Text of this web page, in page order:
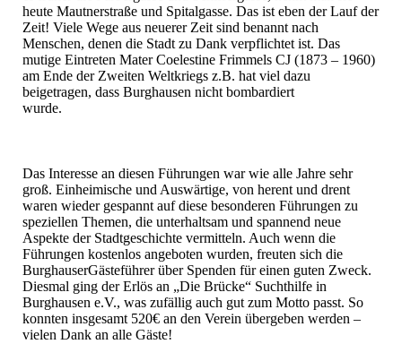
heute Mautnerstraße und Spitalgasse. Das ist eben der Lauf der
Zeit! Viele Wege aus neuerer Zeit sind benannt nach
Menschen, denen die Stadt zu Dank verpflichtet ist. Das
mutige Eintreten Mater Coelestine Frimmels CJ (1873 – 1960)
am Ende der Zweiten Weltkriegs z.B. hat viel dazu
beigetragen, dass Burghausen nicht bombardiert
wurde.
Das Interesse an diesen Führungen war wie alle Jahre sehr
groß. Einheimische und Auswärtige, von herent und drent
waren wieder gespannt auf diese besonderen Führungen zu
speziellen Themen, die unterhaltsam und spannend neue
Aspekte der Stadtgeschichte vermitteln. Auch wenn die
Führungen kostenlos angeboten wurden, freuten sich die
BurghauserGästeführer über Spenden für einen guten Zweck.
Diesmal ging der Erlös an „Die Brücke“ Suchthilfe in
Burghausen e.V., was zufällig auch gut zum Motto passt. So
konnten insgesamt 520€ an den Verein übergeben werden –
vielen Dank an alle Gäste!